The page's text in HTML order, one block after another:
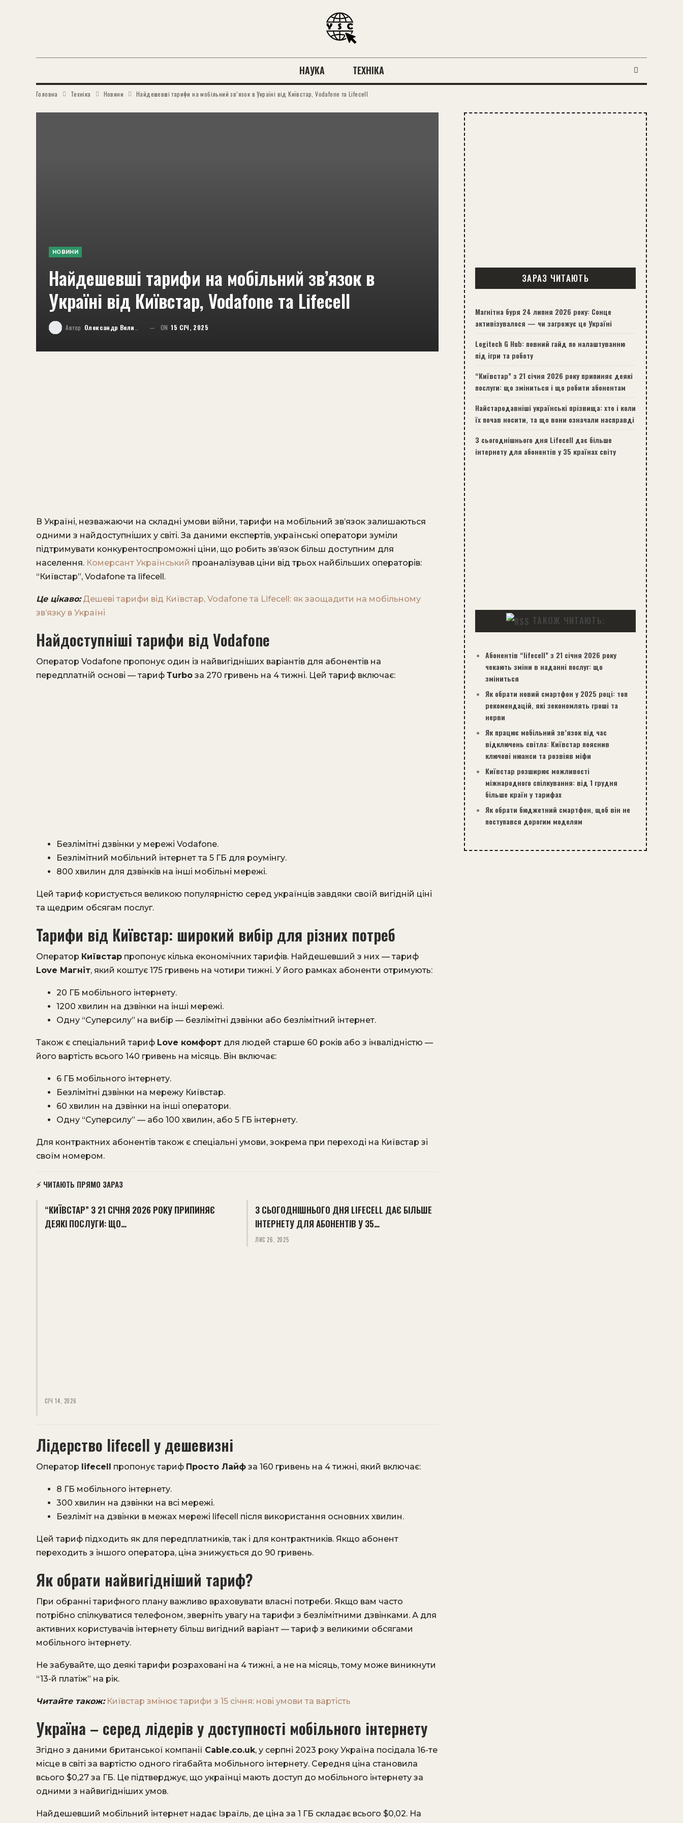
НАУКА ТЕХНІКА
Головна Техніка Новини Найдешевші тарифи на мобільний зв’язок в Україні від Київстар, Vodafone та Lifecell
НОВИНИ
Найдешевші тарифи на мобільний зв’язок в
Україні від Київстар, Vodafone та Lifecell
Автор Олександр Великий ON 15 СІЧ, 2025
В Україні, незважаючи на складні умови війни, тарифи на мобільний зв’язок залишаються
одними з найдоступніших у світі. За даними експертів, українські оператори зуміли
підтримувати конкурентоспроможні ціни, що робить зв’язок більш доступним для
населення. Комерсант Український проаналізував ціни від трьох найбільших операторів:
“Київстар”, Vodafone та lifecell.
Це цікаво: Дешеві тарифи від Київстар, Vodafone та Lifecell: як заощадити на мобільному
зв’язку в Україні
Найдоступніші тарифи від Vodafone
Оператор Vodafone пропонує один із найвигідніших варіантів для абонентів на
передплатній основі — тариф Тurbo за 270 гривень на 4 тижні. Цей тариф включає:
Безлімітні дзвінки у мережі Vodafone.
Безлімітний мобільний інтернет та 5 ГБ для роумінгу.
800 хвилин для дзвінків на інші мобільні мережі.
Цей тариф користується великою популярністю серед українців завдяки своїй вигідній ціні
та щедрим обсягам послуг.
Тарифи від Київстар: широкий вибір для різних потреб
Оператор Київстар пропонує кілька економічних тарифів. Найдешевший з них — тариф
Love Магніт, який коштує 175 гривень на чотири тижні. У його рамках абоненти отримують:
20 ГБ мобільного інтернету.
1200 хвилин на дзвінки на інші мережі.
Одну “Суперсилу” на вибір — безлімітні дзвінки або безлімітний інтернет.
Також є спеціальний тариф Love комфорт для людей старше 60 років або з інвалідністю —
його вартість всього 140 гривень на місяць. Він включає:
6 ГБ мобільного інтернету.
Безлімітні дзвінки на мережу Київстар.
60 хвилин на дзвінки на інші оператори.
Одну “Суперсилу” — або 100 хвилин, або 5 ГБ інтернету.
Для контрактних абонентів також є спеціальні умови, зокрема при переході на Київстар зі
своїм номером.
⚡ ЧИТАЮТЬ ПРЯМО ЗАРАЗ
“КИЇВСТАР” З 21 СІЧНЯ 2026 РОКУ ПРИПИНЯЄ
ДЕЯКІ ПОСЛУГИ: ЩО…
СІЧ 14, 2026
З СЬОГОДНІШНЬОГО ДНЯ LIFECELL ДАЄ БІЛЬШЕ
ІНТЕРНЕТУ ДЛЯ АБОНЕНТІВ У 35…
ЛИС 26, 2025
Лідерство lifecell у дешевизні
Оператор lifecell пропонує тариф Просто Лайф за 160 гривень на 4 тижні, який включає:
8 ГБ мобільного інтернету.
300 хвилин на дзвінки на всі мережі.
Безліміт на дзвінки в межах мережі lifecell після використання основних хвилин.
Цей тариф підходить як для передплатників, так і для контрактників. Якщо абонент
переходить з іншого оператора, ціна знижується до 90 гривень.
Як обрати найвигідніший тариф?
При обранні тарифного плану важливо враховувати власні потреби. Якщо вам часто
потрібно спілкуватися телефоном, зверніть увагу на тарифи з безлімітними дзвінками. А для
активних користувачів інтернету більш вигідний варіант — тариф з великими обсягами
мобільного інтернету.
Не забувайте, що деякі тарифи розраховані на 4 тижні, а не на місяць, тому може виникнути
“13-й платіж” на рік.
Читайте також: Київстар змінює тарифи з 15 січня: нові умови та вартість
Україна – серед лідерів у доступності мобільного інтернету
Згідно з даними британської компанії Cable.co.uk, у серпні 2023 року Україна посідала 16-те
місце в світі за вартістю одного гігабайта мобільного інтернету. Середня ціна становила
всього $0,27 за ГБ. Це підтверджує, що українці мають доступ до мобільного інтернету за
одними з найвигідніших умов.
Найдешевший мобільний інтернет надає Ізраїль, де ціна за 1 ГБ складає всього $0,02. На
ЗАРАЗ ЧИТАЮТЬ
Магнітна буря 24 липня 2026 року: Сонце
активізувалося — чи загрожує це Україні
Logitech G Hub: повний гайд по налаштуванню
під ігри та роботу
“Київстар” з 21 січня 2026 року припиняє деякі
послуги: що зміниться і що робити абонентам
Найстародавніші українські прізвища: хто і коли
їх почав носити, та що вони означали насправді
З сьогоднішнього дня Lifecell дає більше
інтернету для абонентів у 35 країнах світу
ТАКОЖ ЧИТАЮТЬ:
Абонентів “lifecell” з 21 січня 2026 року
чекають зміни в наданні послуг: що
зміниться
Як обрати новий смартфон у 2025 році: топ
рекомендацій, які зекономлять гроші та
нерви
Як працює мобільний зв’язок під час
відключень світла: Київстар пояснив
ключові нюанси та розвіяв міфи
Київстар розширює можливості
міжнародного спілкування: від 1 грудня
більше країн у тарифах
Як обрати бюджетний смартфон, щоб він не
поступався дорогим моделям